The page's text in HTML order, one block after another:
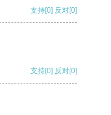
支持[0] 反对[0]
支持[0] 反对[0]